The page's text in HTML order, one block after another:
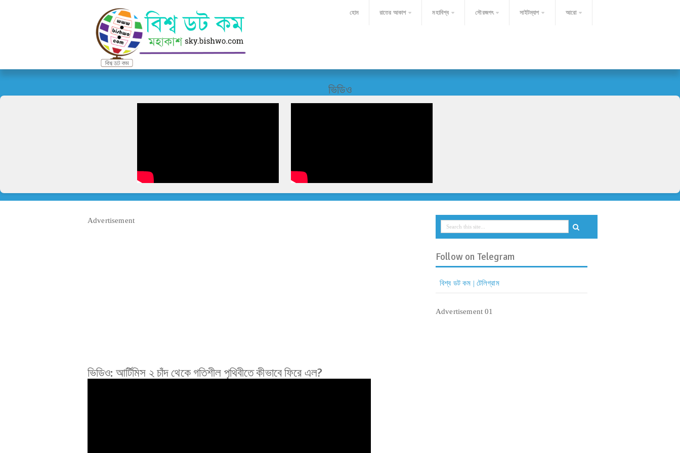
হোম রাতের আকাশ মহাবিশ্ব সৌরজগৎ সাইটম্যাপ আরো
ভিডিও
Advertisement
ভিডিও: আর্টিমিস ২ চাঁদ থেকে গতিশীল পৃথিবীতে কীভাবে ফিরে এল?
Follow on Telegram
বিশ্ব ডট কম | টেলিগ্রাম
Advertisement 01